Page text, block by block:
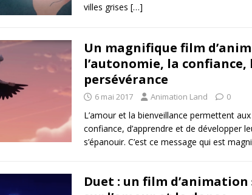
villes grises […]
Un magnifique film
l’autonomie, la confiance,
persévérance
6 mai 2017 Animation Land 0
L’amour et la bienveillance permettent
confiance, d’apprendre et de développer
s’épanouir. C’est ce message qui est
Duet : un film